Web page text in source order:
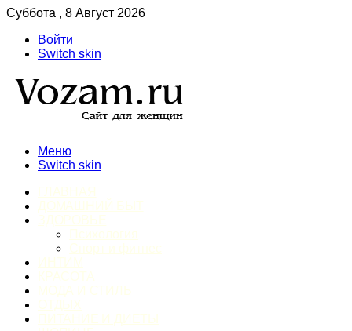
Суббота , 8 Август 2026
Войти
Switch skin
Меню
Switch skin